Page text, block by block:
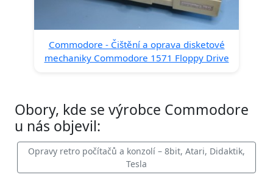
Commodore - Čištění a oprava disketové
mechaniky Commodore 1571 Floppy Drive
Obory, kde se výrobce Commodore
u nás objevil:
Opravy retro počítačů a konzolí – 8bit, Atari, Didaktik,
Tesla